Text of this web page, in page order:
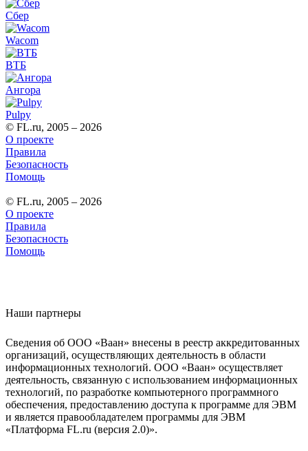
Сбер
Wacom
ВТБ
Ангора
Pulpy
© FL.ru, 2005 – 2026
О проекте
Правила
Безопасность
Помощь
© FL.ru, 2005 – 2026
О проекте
Правила
Безопасность
Помощь
Наши партнеры
Сведения об ООО «Ваан» внесены в реестр аккредитованных
организаций, осуществляющих деятельность в области
информационных технологий. ООО «Ваан» осуществляет
деятельность, связанную с использованием информационных
технологий, по разработке компьютерного программного
обеспечения, предоставлению доступа к программе для ЭВМ
и является правообладателем программы для ЭВМ
«Платформа FL.ru (версия 2.0)».